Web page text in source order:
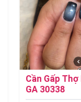
Cần Gấp
GA 30338